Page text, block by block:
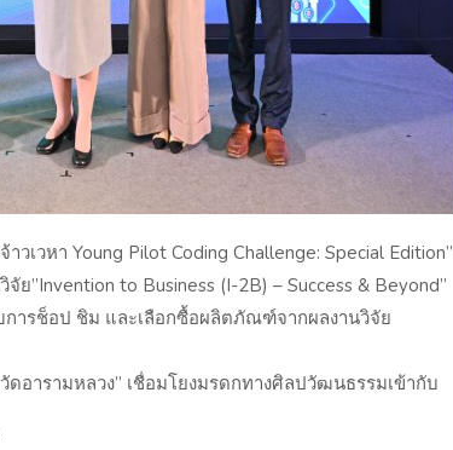
เวหา Young Pilot Coding Challenge: Special Edition”
ย”Invention to Business (I-2B) – Success & Beyond”
การช็อป ชิม และเลือกซื้อผลิตภัณฑ์จากผลงานวิจัย
อารามหลวง” เชื่อมโยงมรดกทางศิลปวัฒนธรรมเข้ากับ